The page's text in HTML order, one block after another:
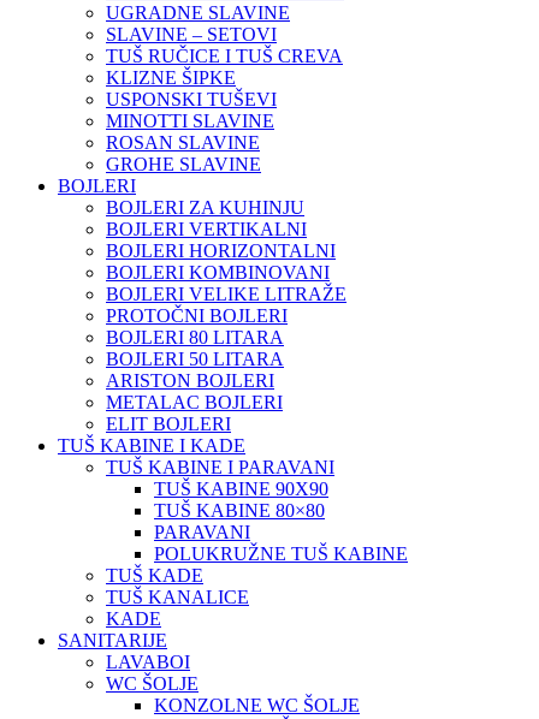
UGRADNE SLAVINE
SLAVINE – SETOVI
TUŠ RUČICE I TUŠ CREVA
KLIZNE ŠIPKE
USPONSKI TUŠEVI
MINOTTI SLAVINE
ROSAN SLAVINE
GROHE SLAVINE
BOJLERI
BOJLERI ZA KUHINJU
BOJLERI VERTIKALNI
BOJLERI HORIZONTALNI
BOJLERI KOMBINOVANI
BOJLERI VELIKE LITRAŽE
PROTOČNI BOJLERI
BOJLERI 80 LITARA
BOJLERI 50 LITARA
ARISTON BOJLERI
METALAC BOJLERI
ELIT BOJLERI
TUŠ KABINE I KADE
TUŠ KABINE I PARAVANI
TUŠ KABINE 90X90
TUŠ KABINE 80×80
PARAVANI
POLUKRUŽNE TUŠ KABINE
TUŠ KADE
TUŠ KANALICE
KADE
SANITARIJE
LAVABOI
WC ŠOLJE
KONZOLNE WC ŠOLJE